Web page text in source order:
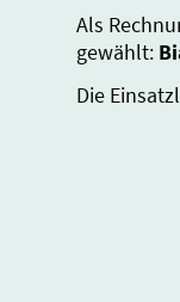
Als
gewählt:
Die